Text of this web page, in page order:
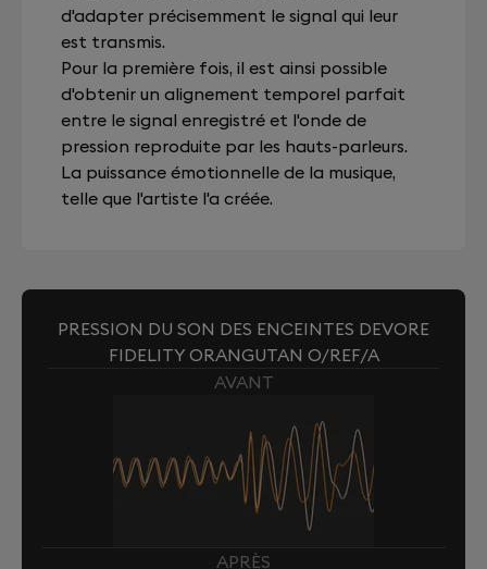
d'adapter précisemment le signal qui leur
est transmis.
Pour la première fois, il est ainsi possible
d'obtenir un alignement temporel parfait
entre le signal enregistré et l'onde de
pression reproduite par les hauts-parleurs.
La puissance émotionnelle de la musique,
telle que l'artiste l'a créée.
PRESSION DU SON DES ENCEINTES DEVORE
FIDELITY ORANGUTAN O/REF/A
AVANT
APRÈS